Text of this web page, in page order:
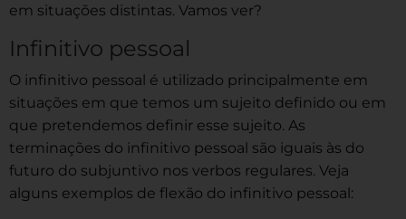
em situações distintas. Vamos ver?
Infinitivo pessoal
O infinitivo pessoal é utilizado principalmente em
situações em que temos um sujeito definido ou em
que pretendemos definir esse sujeito. As
terminações do infinitivo pessoal são iguais às do
futuro do subjuntivo nos verbos regulares. Veja
alguns exemplos de flexão do infinitivo pessoal: